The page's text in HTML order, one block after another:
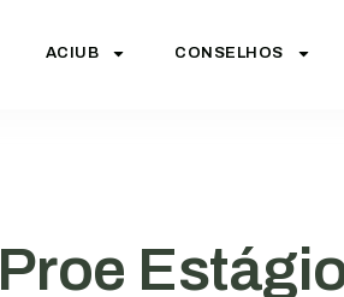
ACIUB CONSELHOS
Proe